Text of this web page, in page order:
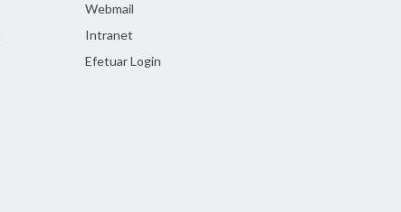
Webmail
Intranet
Efetuar Login